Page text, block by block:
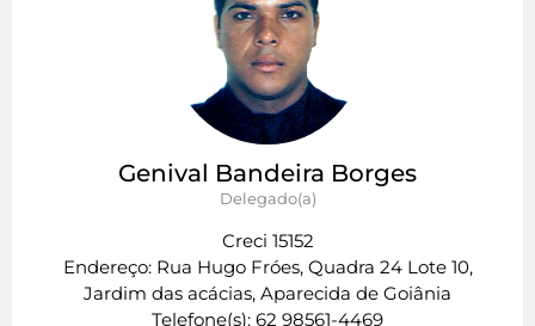
Genival Bandeira Borges
Delegado(a)
Creci 15152
Endereço: Rua Hugo Fróes, Quadra 24 Lote 10,
Jardim das acácias, Aparecida de Goiânia
Telefone(s): 62 98561-4469